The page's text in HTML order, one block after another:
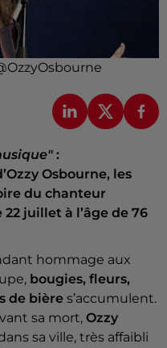
:
Osbourne, les
du chanteur
juillet à l’âge de 76
hommage aux
bougies, fleurs,
de bière s’accumulent.
sa mort, Ozzy
sa ville, très affaibli